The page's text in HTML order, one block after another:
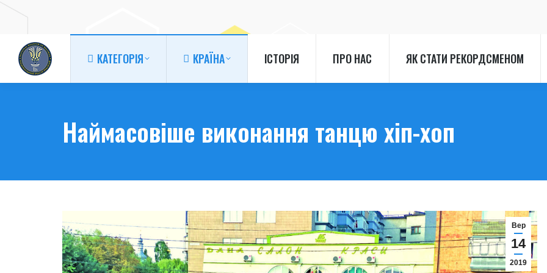
КАТЕГОРІЯ КРАЇНА ІСТОРІЯ ПРО НАС ЯК СТАТИ РЕКОРДСМЕНОМ
Наймасовіше виконання танцю хіп-хоп
Вер
14
2019